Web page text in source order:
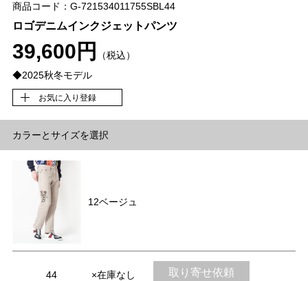
商品コード：G-721534011755SBL44
ロゴデニムインクジェットパンツ
39,600円
（税込）
◆2025秋冬モデル
お気に入り登録
カラーとサイズを選択
12ベージュ
44 ×在庫なし 取り寄せ依頼